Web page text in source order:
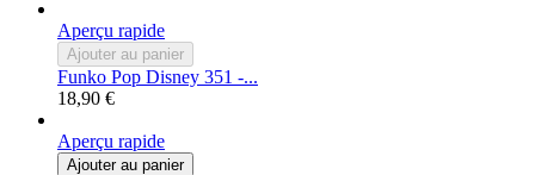
Aperçu rapide
Ajouter au panier
Funko Pop Disney 351 -...
18,90 €
Aperçu rapide
Ajouter au panier